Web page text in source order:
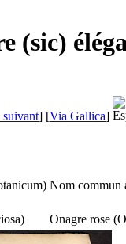
suivant] [Via Gallica]
) Nom commun
) Onagre rose (